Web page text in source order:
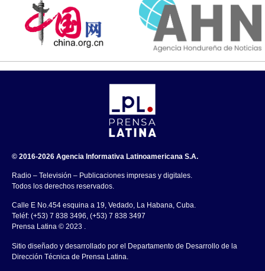
© 2016-2026 Agencia Informativa Latinoamericana S.A.
Radio – Televisión – Publicaciones impresas y digitales.
Todos los derechos reservados.
Calle E No.454 esquina a 19, Vedado, La Habana, Cuba.
Teléf: (+53) 7 838 3496, (+53) 7 838 3497
Prensa Latina © 2023 .
Sitio diseñado y desarrollado por el Departamento de Desarrollo de la
Dirección Técnica de Prensa Latina.